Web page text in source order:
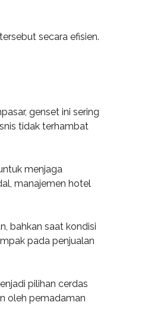
secara efisien.
genset ini sering
tidak terhambat
menjaga
manajemen hotel
bahkan saat kondisi
pada penjualan
pilihan cerdas
oleh pemadaman